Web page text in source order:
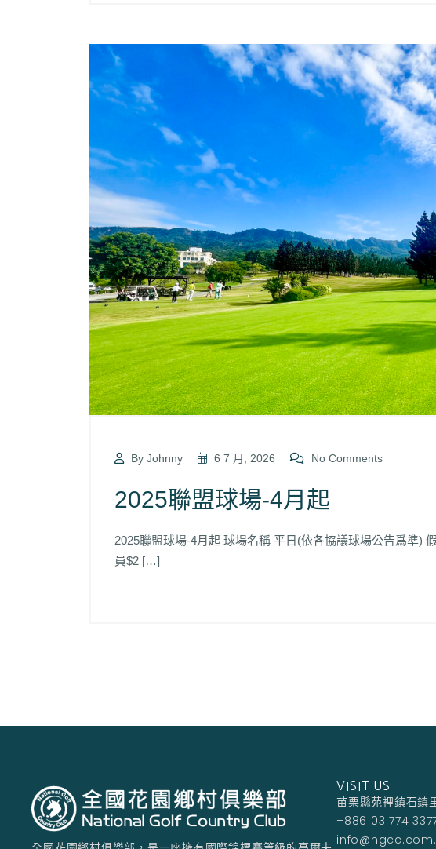
By Johnny 6 7 月, 2026 No Comments
2025聯盟球場-4
2025聯盟球場-4月起 球場名稱 平日(依各協議球場公告爲準)
員$2 […]
VISIT US
苗栗縣苑裡鎮石鎮
+886 03 774